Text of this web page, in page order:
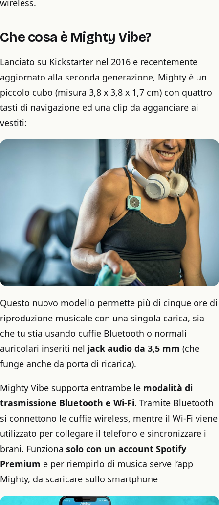
wireless.
Che cosa è Mighty Vibe?
Lanciato su Kickstarter nel 2016 e recentemente
aggiornato alla seconda generazione, Mighty è un
piccolo cubo (misura 3,8 x 3,8 x 1,7 cm) con quattro
tasti di navigazione ed una clip da agganciare ai
vestiti:
Questo nuovo modello permette più di cinque ore di
riproduzione musicale con una singola carica, sia
che tu stia usando cuffie Bluetooth o normali
auricolari inseriti nel jack audio da 3,5 mm (che
funge anche da porta di ricarica).
Mighty Vibe supporta entrambe le modalità di
trasmissione Bluetooth e Wi-Fi. Tramite Bluetooth
si connettono le cuffie wireless, mentre il Wi-Fi viene
utilizzato per collegare il telefono e sincronizzare i
brani. Funziona solo con un account Spotify
Premium e per riempirlo di musica serve l’app
Mighty, da scaricare sullo smartphone